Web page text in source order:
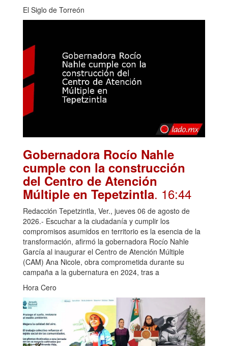
El Siglo de Torreón
Gobernadora Rocío Nahle
cumple con la construcción
del Centro de Atención
Múltiple en Tepetzintla. 16:44
Redacción Tepetzintla, Ver., jueves 06 de agosto de
2026.- Escuchar a la ciudadanía y cumplir los
compromisos asumidos en territorio es la esencia de la
transformación, afirmó la gobernadora Rocío Nahle
García al inaugurar el Centro de Atención Múltiple
(CAM) Ana Nicole, obra comprometida durante su
campaña a la gubernatura en 2024, tras a
Hora Cero